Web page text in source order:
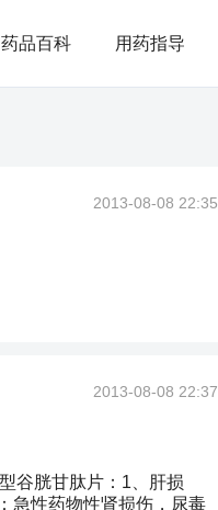
药品百科 用药指导
2013-08-08 22:35
2013-08-08 22:37
谷胱甘肽片：1、肝损
急性药物性肾损伤，尿毒